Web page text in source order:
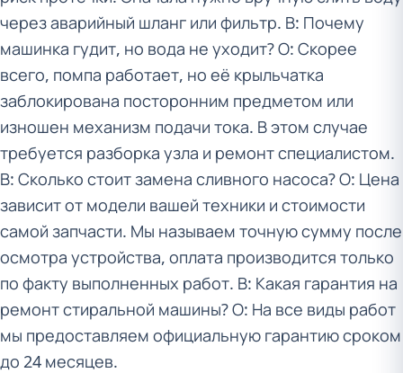
через аварийный шланг или фильтр. В: Почему
машинка гудит, но вода не уходит? О: Скорее
всего, помпа работает, но её крыльчатка
заблокирована посторонним предметом или
изношен механизм подачи тока. В этом случае
требуется разборка узла и ремонт специалистом.
В: Сколько стоит замена сливного насоса? О: Цена
зависит от модели вашей техники и стоимости
самой запчасти. Мы называем точную сумму после
осмотра устройства, оплата производится только
по факту выполненных работ. В: Какая гарантия на
ремонт стиральной машины? О: На все виды работ
мы предоставляем официальную гарантию сроком
до 24 месяцев.